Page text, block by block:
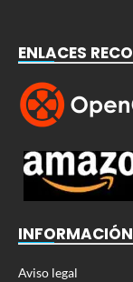
ENLACES
INFORMACIÓN
Aviso legal